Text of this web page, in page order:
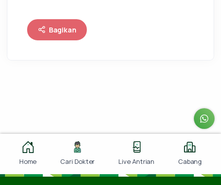
Bagikan
Home Cari Dokter Live Antrian Cabang